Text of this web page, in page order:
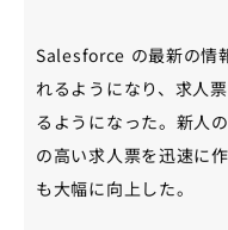
Salesforce の最新の情
れるようになり、求人
るようになった。新人
の高い求人票を迅速に
も大幅に向上した。